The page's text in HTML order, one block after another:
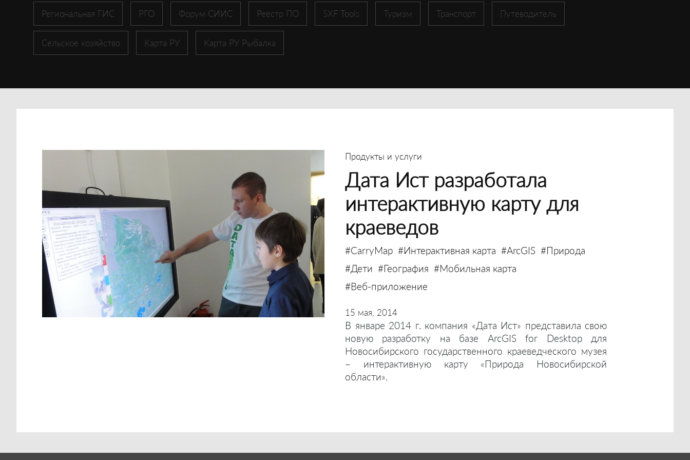
Региональная ГИС РГО Форум СИИС Реестр ПО SXF Tools Туризм Транспорт Путеводитель
Сельское хозяйство Карта РУ Карта РУ Рыбалка
Продукты и услуги
Дата Ист разработала
интерактивную карту для
краеведов
#CarryMap #Интерактивная карта #ArcGIS #Природа
#Дети #География #Мобильная карта
#Веб-приложение
15 мая, 2014
В январе 2014 г. компания «Дата Ист» представила свою
новую разработку на базе ArcGIS for Desktop для
Новосибирского государственного краеведческого музея
– интерактивную карту «Природа Новосибирской
области».